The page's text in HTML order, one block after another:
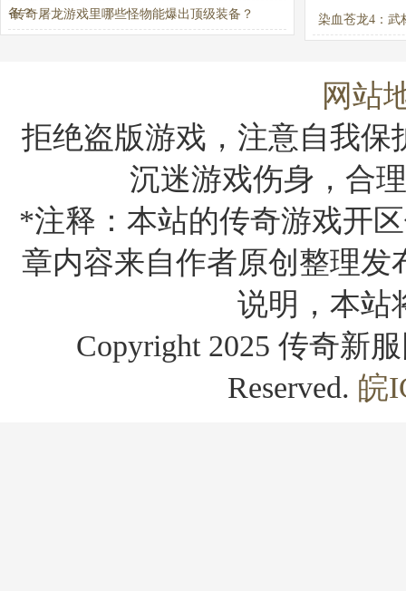
备？
·传奇屠龙游戏里哪些怪物能爆出顶级装备？ 染血苍龙4：武
一？
网站
拒绝盗版游戏，注意自我
沉迷游戏伤身，合
*注释：本站的传奇游戏开
章内容来自作者原创整理
说明，本站
Copyright 2025 传奇新
Reserved. 皖